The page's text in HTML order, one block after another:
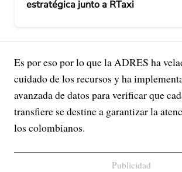
estratégica junto a RTaxi
Es por eso por lo que la ADRES ha
cuidado de los recursos y ha
avanzada de datos para verificar que
transfiere se destine a garantizar la
los colombianos.
Publicidad